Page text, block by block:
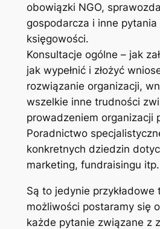
obowiązki NGO,
gospodarcza i inne
księgowości.
Konsultacje ogólne – jak
jak wypełnić i złożyć
rozwiązanie organizacji,
wszelkie inne trudności
prowadzeniem organizacji
Poradnictwo
konkretnych dziedzin
marketing, fundraisingu itp.
Są to jedynie przykładowe
możliwości postaramy się
każde pytanie związane z